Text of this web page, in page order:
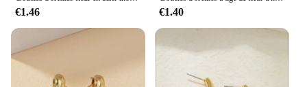
€1.46 €1.40